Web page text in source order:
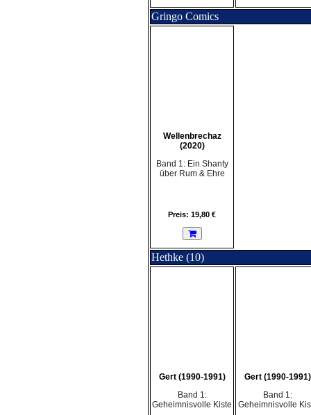
Gringo Comics
Wellenbrechaz
(2020)
Band 1: Ein Shanty
über Rum & Ehre
Preis: 19,80 €
Hethke (10)
Gert (1990-1991)
Band 1:
Geheimnisvolle Kiste
Gert (1990-1991)
Band 1:
Geheimnisvolle